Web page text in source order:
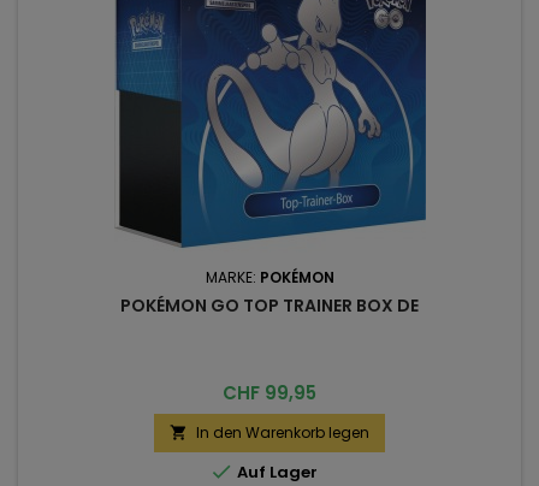
MARKE: POKÉMON
POKÉMON GO TOP TRAINER BOX DE
Preis
CHF 99,95
 In den Warenkorb legen
 Auf Lager